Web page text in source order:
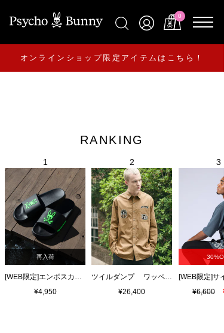
0
オンラインショップ限定アイテムはこちら！
RANKING
再入荷
[WEB限定]エンボスカラーロゴ シャワーサンダル
¥4,950
ツイルダンプ ワッペン刺繍ワッシャーシャツ
¥26,400
¥6,600